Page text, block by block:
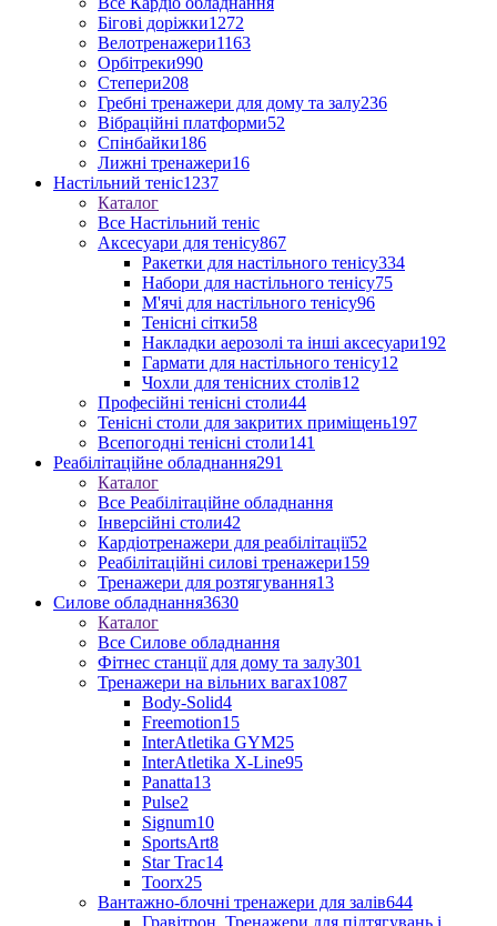
Бігові доріжки1272
Велотренажери1163
Орбітреки990
Степери208
Гребні тренажери для дому та залу236
Вібраційні платформи52
Спінбайки186
Лижні тренажери16
Настільний теніс1237
Каталог
Все Настільний теніс
Аксесуари для тенісу867
Ракетки для настільного тенісу334
Набори для настільного тенісу75
М'ячі для настільного тенісу96
Тенісні сітки58
Накладки аерозолі та інші аксесуари192
Гармати для настільного тенісу12
Чохли для тенісних столів12
Професійні тенісні столи44
Тенісні столи для закритих приміщень197
Всепогодні тенісні столи141
Реабілітаційне обладнання291
Каталог
Все Реабілітаційне обладнання
Інверсійні столи42
Кардіотренажери для реабілітації52
Реабілітаційні силові тренажери159
Тренажери для розтягування13
Силове обладнання3630
Каталог
Все Силове обладнання
Фітнес станції для дому та залу301
Тренажери на вільних вагах1087
Body-Solid4
Freemotion15
InterAtletika GYM25
InterAtletika X-Line95
Panatta13
Pulse2
Signum10
SportsArt8
Star Trac14
Toorx25
Вантажно-блочні тренажери для залів644
Гравітрон. Тренажери для підтягувань і